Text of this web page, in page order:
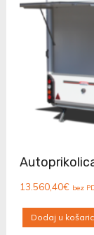
13.560,40€ bez
Dodaj u